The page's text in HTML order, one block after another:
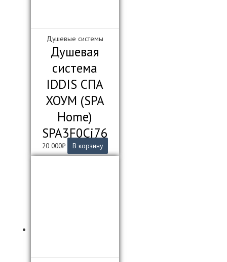
Душевые системы
Душевая
система
IDDIS СПА
ХОУМ (SPA
Home)
SPA3F0Ci76
20 000₽ В корзину